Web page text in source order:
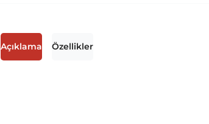
Açıklama Özellikler